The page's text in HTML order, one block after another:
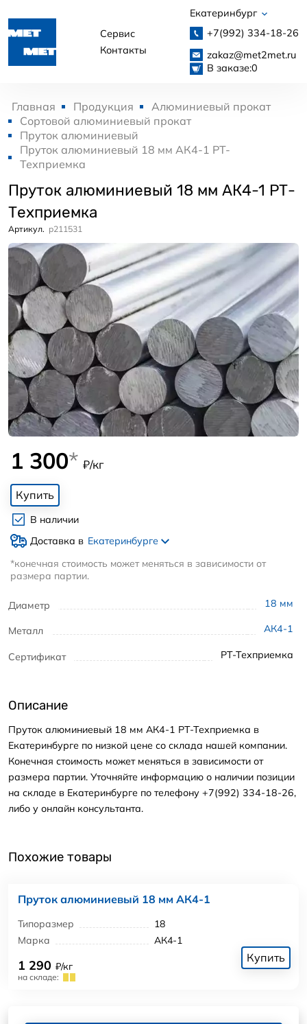
Сервис
Контакты
Екатеринбург
+7(992) 334-18-26
zakaz@met2met.ru
В заказе:0
Главная Продукция
Алюминиевый прокат
Сортовой алюминиевый прокат
Пруток алюминиевый
Пруток алюминиевый 18 мм АК4-1 РТ-
Техприемка
Пруток алюминиевый 18 мм АК4-1 РТ-
Техприемка
Артикул. p211531
Диаметр 18 мм
Металл АК4-1
Сертификат РТ-Техприемка
1 300* ₽/кг
Купить
В наличии
Доставка в Екатеринбурге
*конечная стоимость может меняться в зависимости от
размера партии.
Описание
Пруток алюминиевый 18 мм АК4-1 РТ-Техприемка в
Екатеринбурге по низкой цене со склада нашей компании.
Конечная стоимость может меняться в зависимости от
размера партии. Уточняйте информацию о наличии позиции
на складе в Екатеринбурге по телефону +7(992) 334-18-26,
либо у онлайн консультанта.
Похожие товары
Пруток алюминиевый 18 мм АК4-1
Типоразмер
18
Марка
АК4-1
1 290 ₽/кг
на складе:
Купить